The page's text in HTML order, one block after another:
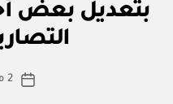
بتعديل بعض
تاريخ
2 مارس 2026